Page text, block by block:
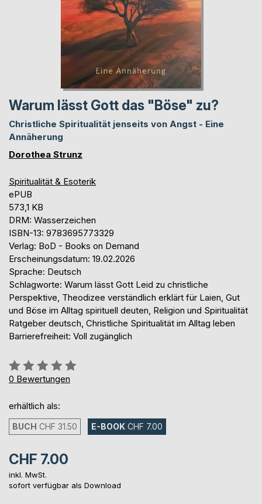
Warum lässt Gott das "Böse" zu?
Christliche Spiritualität jenseits von Angst - Eine
Annäherung
Dorothea Strunz
Spiritualität & Esoterik
ePUB
573,1 KB
DRM: Wasserzeichen
ISBN-13: 9783695773329
Verlag: BoD - Books on Demand
Erscheinungsdatum: 19.02.2026
Sprache: Deutsch
Schlagworte: Warum lässt Gott Leid zu christliche
Perspektive, Theodizee verständlich erklärt für Laien, Gut
und Böse im Alltag spirituell deuten, Religion und Spiritualität
Ratgeber deutsch, Christliche Spiritualität im Alltag leben
Barrierefreiheit: Voll zugänglich
Bewertung::
0%
0 Bewertungen
erhältlich als:
BUCH CHF 31.50 E-BOOK CHF 7.00
CHF 7.00
inkl. MwSt.
sofort verfügbar als Download